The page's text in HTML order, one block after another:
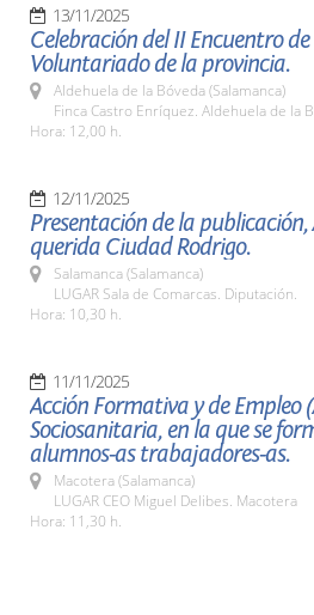
13/11/2025
Celebración del II Encuentro de
Voluntariado de la provincia.
Aldehuela de la Bóveda (Salamanca)
Finca Castro Enríquez. Aldehuela de la
Hora: 12,00 h.
12/11/2025
Presentación de la publicación,
querida Ciudad Rodrigo.
Salamanca (Salamanca)
LUGAR Sala de Comarcas. Diputación.
Hora: 10,30 h.
11/11/2025
Acción Formativa y de Empleo
Sociosanitaria, en la que se
alumnos-as trabajadores-as.
Macotera (Salamanca)
LUGAR CEO Miguel Delibes. Macotera
Hora: 11,30 h.